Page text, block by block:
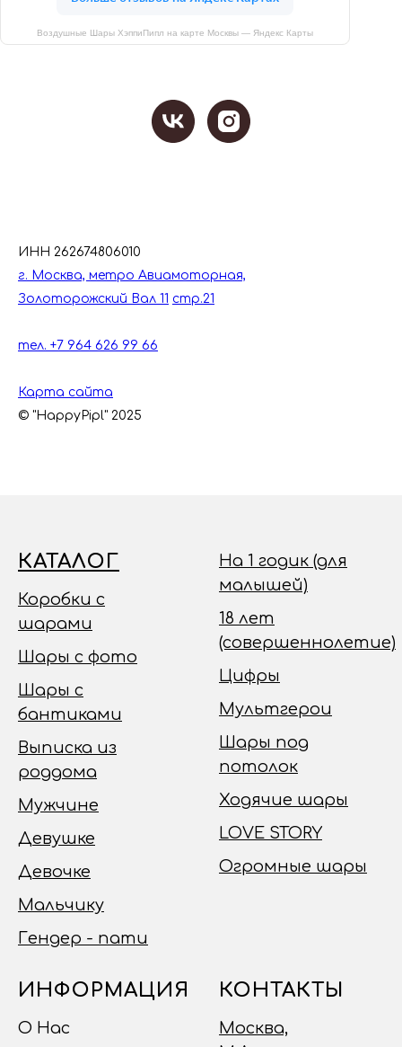
Воздушные Шары ХэппиПипл на карте Москвы — Яндекс Карты
ИНН 262674806010
г. Москва, метро Авиамоторная,
Золоторожский Вал 11 стр.21
тел. +7 964 626 99 66
Карта сайта
© "HappyPipl" 2025
КАТАЛОГ
Коробки с
шарами
Шары с фото
Шары с
бантиками
Выписка из
роддома
Мужчине
Девушке
Девочке
Мальчику
Гендер - пати
На 1 годик (для
малышей)
18 лет
(совершеннолетие)
Цифры
Мультгерои
Шары под
потолок
Ходячие шары
LOVE STORY
Огромные шары
ИНФОРМАЦИЯ
О Нас
КОНТАКТЫ
Москва,